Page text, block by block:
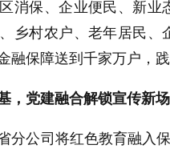
消保、企业便民、新
乡村农户、老年居民
融保障送到千家万户，践
，党建融合解锁宣传新
分公司将红色教育融入